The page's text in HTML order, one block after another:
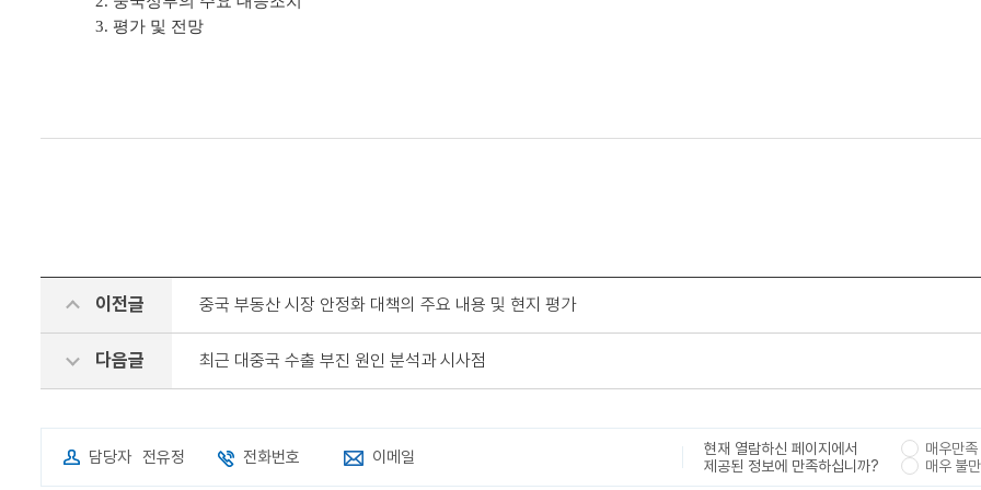
3. 평가 및 전망
이전글 중국 부동산 시장 안정화 대책의 주요 내용 및 현지 평가
다음글 최근 대중국 수출 부진 원인 분석과 시사점
담당자 전유정 전화번호 이메일
현재 열람하신 페이지에서
제공된 정보에 만족하십니까?
매우만족
매우 불